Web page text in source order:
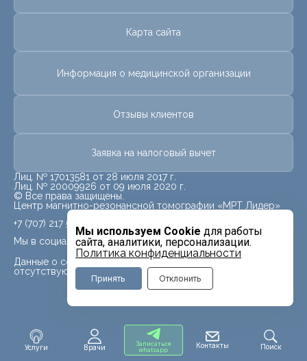
Услуги Врачи
Записаться
whatsapp
Контакты Поиск
Мы используем Cookie для работы
сайта, аналитики, персонализации.
Политика конфиденциальности
Принять Отклонить
Карта сайта
Информация о медицинской организации
Отзывы клиентов
Заявка на налоговый вычет
Лиц. № 17013581 от 28 июля 2017 г.
Лиц. № 20009926 от 09 июля 2020 г.
© Все права защищены.
Центр магнитно-резонансной томографии «МРТ Лидер»
Мы в социальных сетях
Данные о социальных сетях для данного филиала
отсутствуют
+7 (707) 217 5840